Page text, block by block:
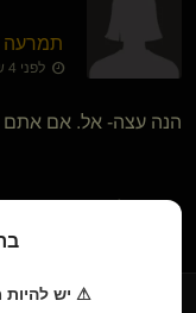
תמרעה
לפני 4 שנים • 12 ביוני 2022
הנה עצה- אל. אם אתם
1
⚠ יש להיות מעל גיל 18